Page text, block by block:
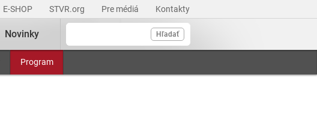
E-SHOP STVR.org Pre médiá Kontakty
Hľadať
Program
Novinky